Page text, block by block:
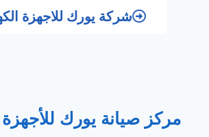
شركة يورك للاجهزة
مركز صيانة يورك للأجهزة